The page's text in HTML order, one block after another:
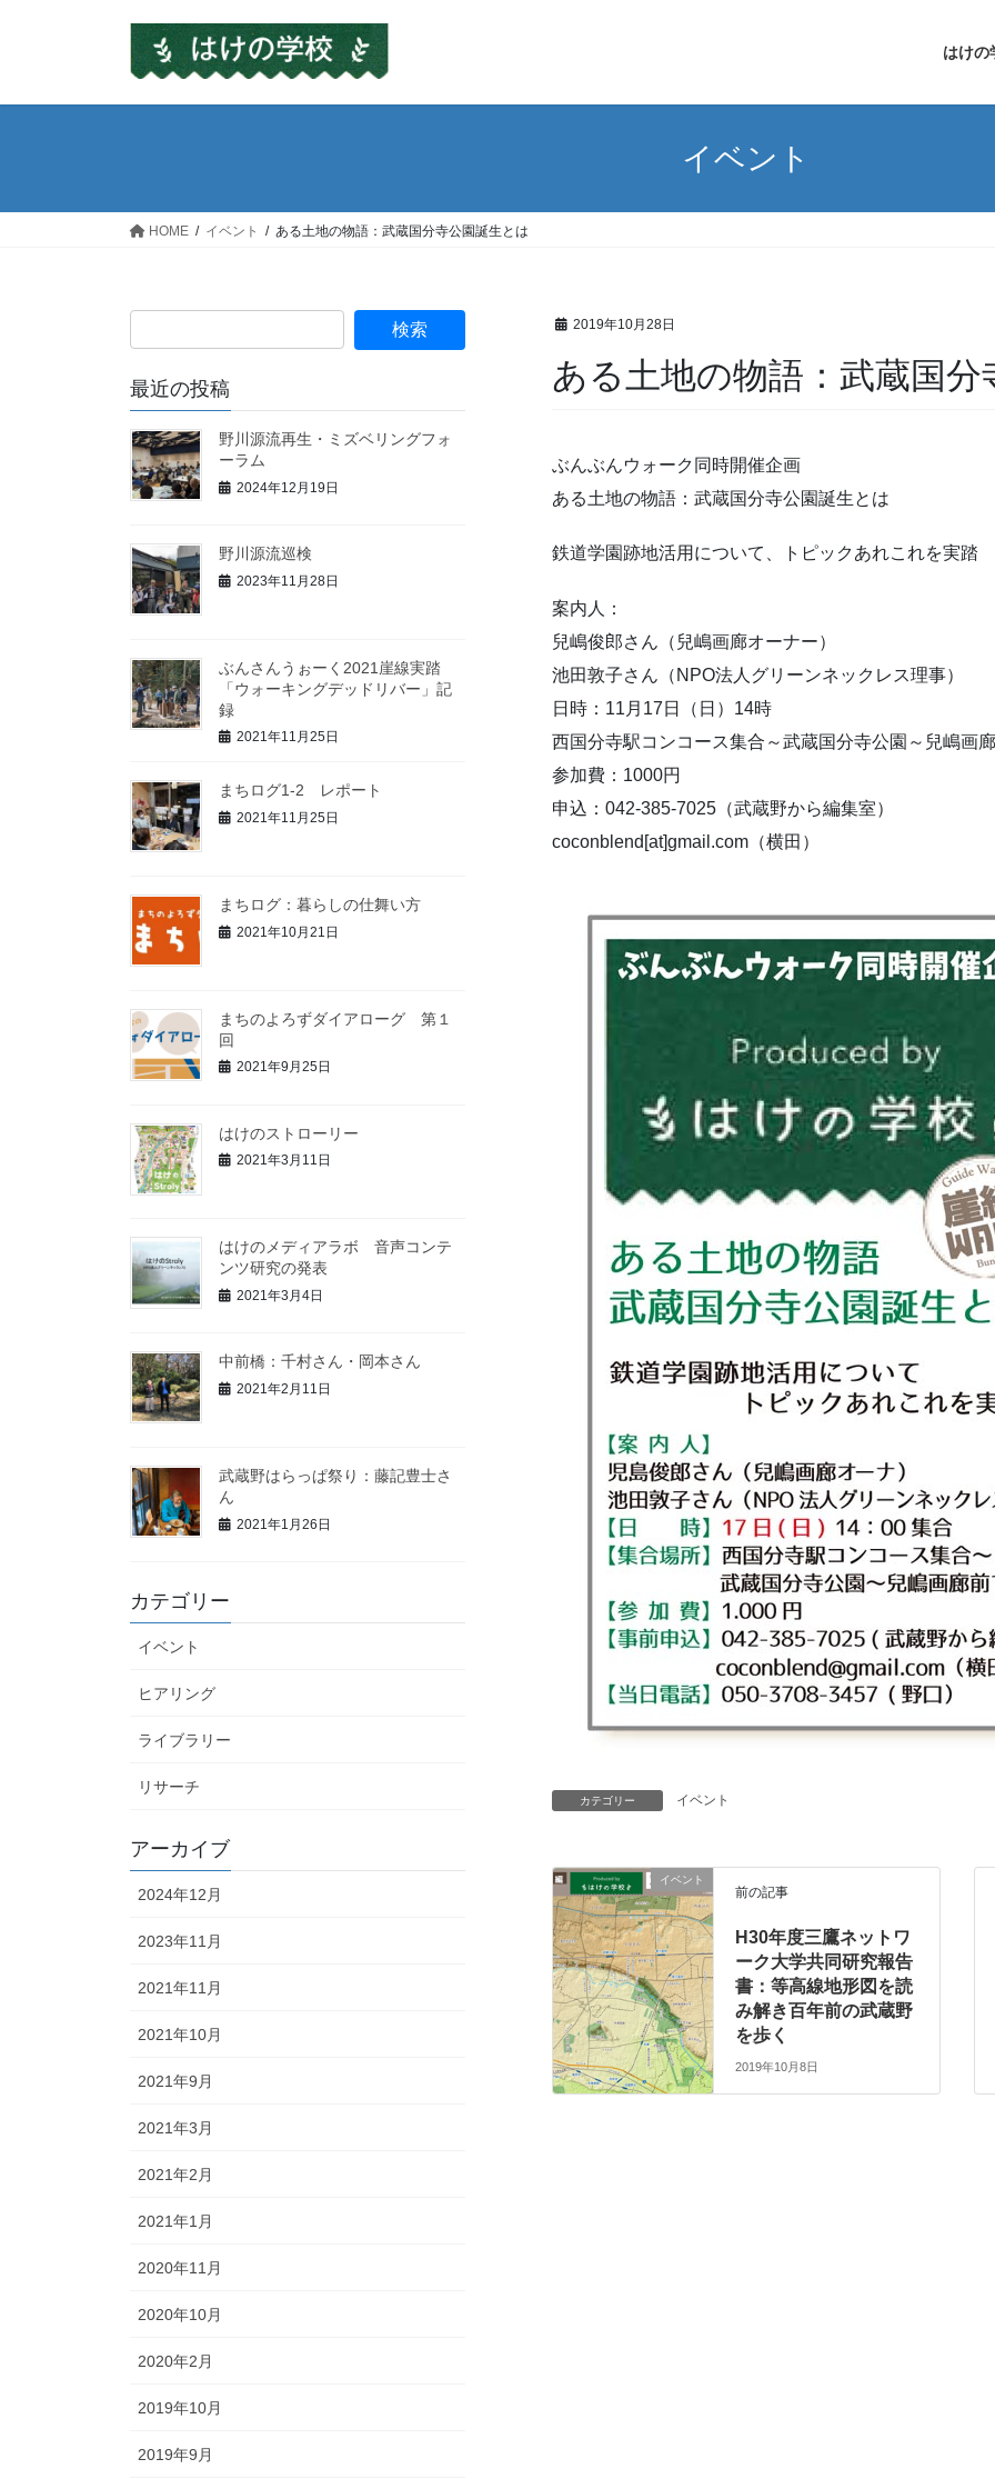
はけの
イベント
HOME イベント ある土地の物語：武蔵国分寺公園誕生とは
2019年10月28日
ある土地の物語：武蔵国
ぶんぶんウォーク同時開催企画
ある土地の物語：武蔵国分寺公園誕生とは
鉄道学園跡地活用について、トピックあれこれを実踏
案内人：
兒嶋俊郎さん（兒嶋画廊オーナー）
池田敦子さん（NPO法人グリーンネックレス理事）
日時：11月17日（日）14時
西国分寺駅コンコース集合～武蔵国分寺公園～兒嶋画
参加費：1000円
申込：042-385-7025（武蔵野から編集室）
coconblend[at]gmail.com（横田）
カテゴリー イベント
イベント
前の記事
H30年度三鷹ネットワ
ーク大学共同研究報告
書：等高線地形図を読
み解き百年前の武蔵野
を歩く
2019年10月8日
索:
最近の投稿
野川源流再生・ミズベリングフォ
ーラム
2024年12月19日
野川源流巡検
2023年11月28日
ぶんさんうぉーく2021崖線実踏
「ウォーキングデッドリバー」記
録
2021年11月25日
まちログ1-2 レポート
2021年11月25日
まちログ：暮らしの仕舞い方
2021年10月21日
まちのよろずダイアローグ 第１
回
2021年9月25日
はけのストローリー
2021年3月11日
はけのメディアラボ 音声コンテ
ンツ研究の発表
2021年3月4日
中前橋：千村さん・岡本さん
2021年2月11日
武蔵野はらっぱ祭り：藤記豊士さ
ん
2021年1月26日
カテゴリー
イベント
ヒアリング
ライブラリー
リサーチ
アーカイブ
2024年12月
2023年11月
2021年11月
2021年10月
2021年9月
2021年3月
2021年2月
2021年1月
2020年11月
2020年10月
2020年2月
2019年10月
2019年9月